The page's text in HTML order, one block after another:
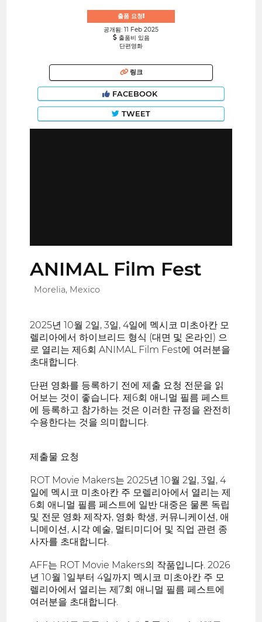
출품 요청!
공개됨: 11 Feb 2025
출품비 있음
단편영화
링크
FACEBOOK
TWEET
ANIMAL Film Fest
Morelia, Mexico
2025년 10월 2일, 3일, 4일에 멕시코 미초아칸 모
렐리아에서 하이브리드 형식 (대면 및 온라인) 으
로 열리는 제6회 ANIMAL Film Fest에 여러분을
초대합니다.
단편 영화를 등록하기 전에 제출 요청 전문을 읽
어보는 것이 좋습니다. 제6회 애니멀 필름 페스트
에 등록하고 참가하는 것은 이러한 규정을 완전히
수용한다는 것을 의미합니다.
제출물 요청
ROT Movie Makers는 2025년 10월 2일, 3일, 4
일에 멕시코 미초아칸 주 모렐리아에서 열리는 제
6회 애니멀 필름 페스트에 일반 대중은 물론 독립
및 전문 영화 제작자, 영화 학생, 커뮤니케이션, 애
니메이션, 시각 예술, 멀티미디어 및 직업 관련 종
사자를 초대합니다.
AFF는 ROT Movie Makers의 작품입니다. 2026
년 10월 1일부터 4일까지 멕시코 미초아칸 주 모
렐리아에서 열리는 제7회 애니멀 필름 페스트에
여러분을 초대합니다.